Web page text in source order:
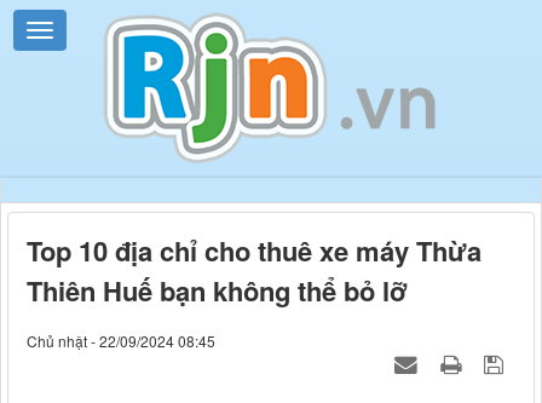
Top 10 địa chỉ cho thuê xe máy Thừa
Thiên Huế bạn không thể bỏ lỡ
Chủ nhật - 22/09/2024 08:45